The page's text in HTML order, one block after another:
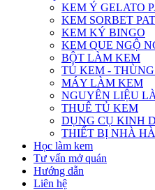
KEM Ý GELATO
KEM SORBET
KEM KÝ BINGO
KEM QUE NGỘ
BỘT LÀM KEM
TỦ KEM -
MÁY LÀM KEM
NGUYÊN LIỆU
THUÊ TỦ KEM
DỤNG CỤ KINH
THIẾT BỊ NHÀ
Học làm kem
Tư vấn mở quán
Hướng dẫn
Liên hệ